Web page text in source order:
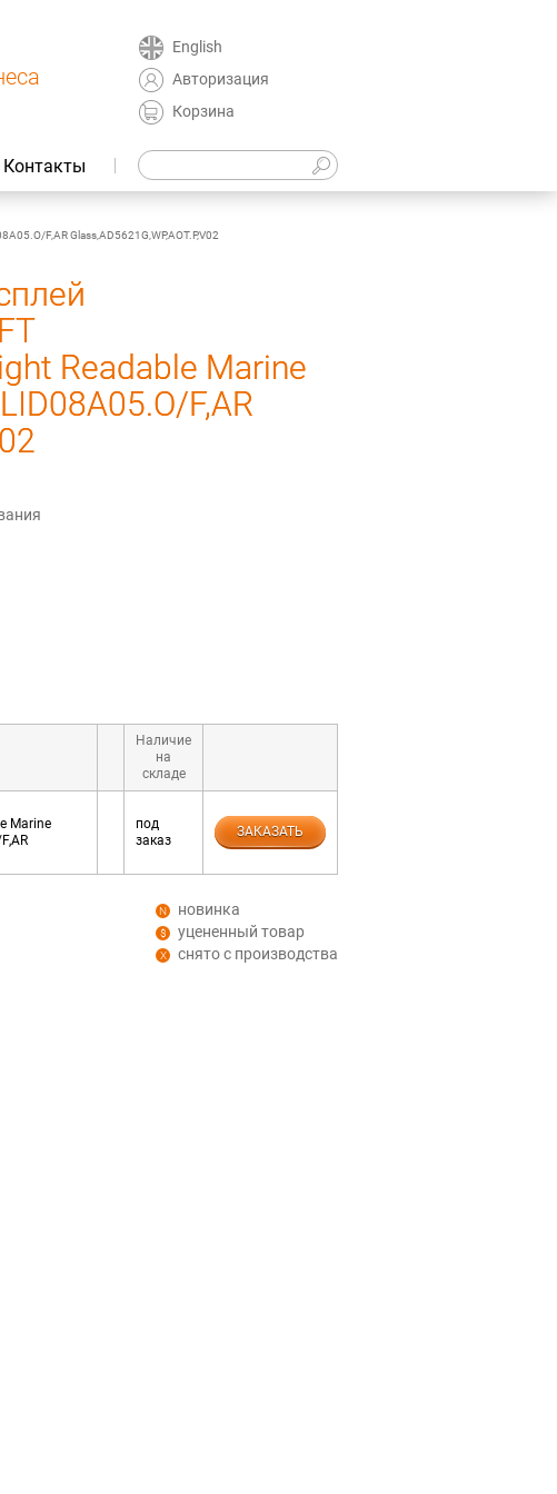
English
Авторизация
Корзина
Контакты
F,AR Glass,AD5621G,WP,AOT.P,V02
Readable Marine
F,AR
Наличие
на
складе
Marine
под
заказ
ЗАКАЗАТЬ
новинка
уцененный товар
снято с производства